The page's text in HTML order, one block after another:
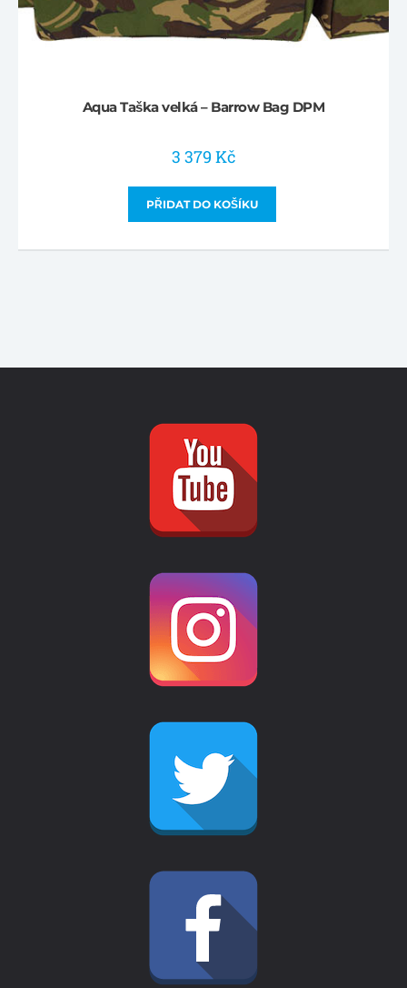
Aqua Taška velká – Barrow Bag DPM
3 379 Kč
PŘIDAT DO KOŠÍKU